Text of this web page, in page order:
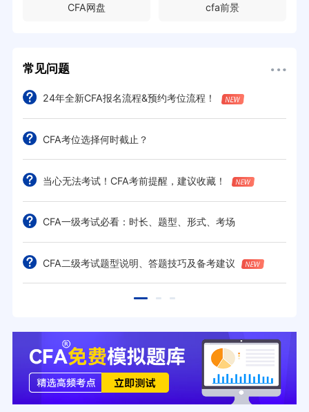
CFA网盘 cfa前景
常见问题
24年全新CFA报名流程&预约考位流程！
CFA考位选择何时截止？
当心无法考试！CFA考前提醒，建议收藏！
CFA一级考试必看：时长、题型、形式、考场
CFA二级考试题型说明、答题技巧及备考建议